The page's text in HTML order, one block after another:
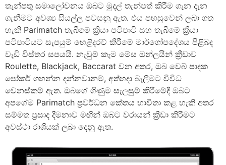
තැන්පතු සමාලෝචනය ඔබට මුදල් තැන්පත් කිරීම ගැන දැන
ගැනීමට අවශ්‍ය සියල්ල පවසනු ඇත. එය පහසුවෙන් ලබා ගත
හැකි Parimatch තැබීමේ ක්‍රියා පටිපාටි සහ තැබීමේ ක්‍රියා
පටිපාටියට සැපයුම් හෙළිදරව් කිරීමේ මාර්ගෝපදේශය පිළිබඳ
වැඩි විස්තර සපයයි. නැවුම් කෑම මේස ඔන්ලයින් ක්‍රීඩාව
Roulette, Blackjack, Baccarat වන අතර, ඔබ වෙබ් පාදක
පෝකර් ගහන්න දන්නවානම්, අත්හදා බැලීමට විවිධ
වෙනස්කම් ඇත. ඔබගේ ගිණුම සැලසුම් කිරීමේදී ඔබට
අපගේම Parimatch ප්‍රවර්ධන කේතය භාවිතා කළ හැකි අතර
සම්මත ප්‍රසාද දීමනාව මඟින් ඔබට වරායන් ක්‍රීඩා කිරීමට
අවස්ථා රාශියක් ලබා දෙනු ඇත.